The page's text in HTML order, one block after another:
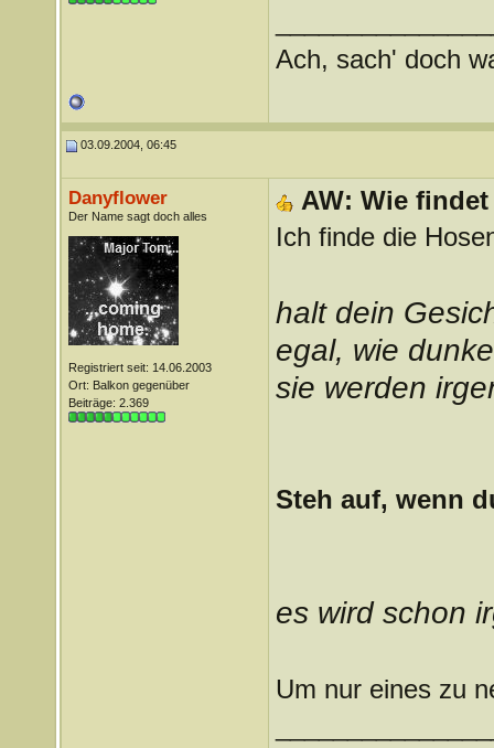
Ach, sach' doch
03.09.2004, 06:45
Danyflower
Der Name sagt doch alles
Registriert seit: 14.06.2003
Ort: Balkon gegenüber
Beiträge: 2.369
AW: Wie
Ich finde die
halt dein
egal, wie
sie werden
Steh auf, wenn
es wird schon
Um nur eines zu